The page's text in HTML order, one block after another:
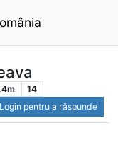
14
Login pentru a răspunde